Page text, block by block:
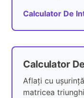
Calculator De
Calculator
Aflați cu
matricea